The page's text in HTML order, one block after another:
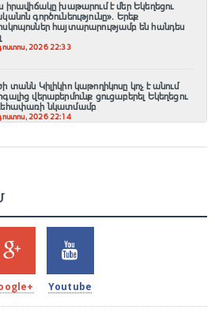
իրավիճակը խաթարում է մեր Եկեղեցու
գործունեությունը»․ Երեք
հայտարարությամբ են հանդես
2026 22:33
տանն Կիլիկիո կաթողիկոսը կոչ է անում
վերաբերմունք ցուցաբերել Եկեղեցու
նկատմամբ
2026 22:14
203
SHARES
620
SHARES
Youtube